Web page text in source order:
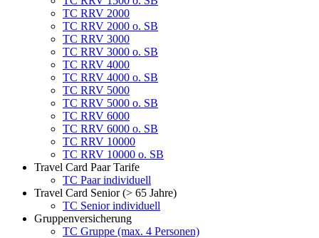
TC RRV 2000
TC RRV 2000 o. SB
TC RRV 3000
TC RRV 3000 o. SB
TC RRV 4000
TC RRV 4000 o. SB
TC RRV 5000
TC RRV 5000 o. SB
TC RRV 6000
TC RRV 6000 o. SB
TC RRV 10000
TC RRV 10000 o. SB
Travel Card Paar Tarife
TC Paar individuell
Travel Card Senior (> 65 Jahre)
TC Senior individuell
Gruppenversicherung
TC Gruppe (max. 4 Personen)